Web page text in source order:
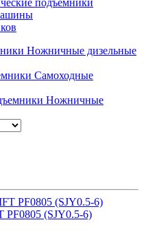
подъемники
Ножничные дизельные
Самоходные
Ножничные
(SJY0.5-6)